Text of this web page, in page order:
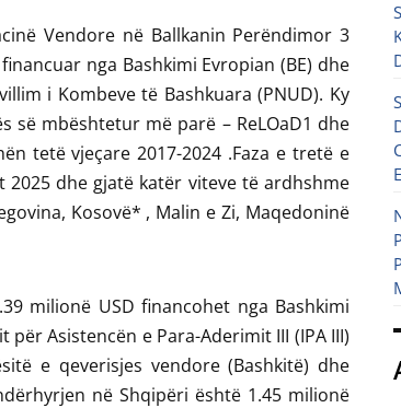
Vendore në Ballkanin Perëndimor 3
nga Bashkimi Evropian (BE) dhe
i Kombeve të Bashkuara (PNUD). Ky
së mbështetur më parë – ReLOaD1 dhe
tetë vjeçare 2017-2024 .Faza e tretë e
dhe gjatë katër viteve të ardhshme
Kosovë* , Malin e Zi, Maqedoninë
milionë USD financohet nga Bashkimi
Asistencën e Para-Aderimit III (IPA III)
e qeverisjes vendore (Bashkitë) dhe
në Shqipëri është 1.45 milionë